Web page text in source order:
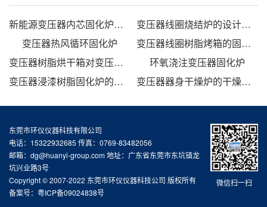
新能源变压器内芯固化炉的技术方案
变压器线圈烧结炉的设计方法
变压器热风循环固化炉
变压器线圈树脂烤箱的固化时间与温度的影响
变压器树脂烘干箱对变压器的固化处理方法
环氧浇注变压器固化炉
变压器浸漆树脂固化炉的技术方案
变压器器身干燥炉的干燥方法
微信扫一扫
东莞市环仪仪器科技有限公司
电话：15322932685 传真：0769-83482056
邮箱：dg@huanyi-group.com 地址：广东省东莞市东坑镇龙
坑兴业路3号
Copyright © 2007-2022 东莞市环仪仪器科技公司 版权所有
备案号： 粤ICP备09024838号